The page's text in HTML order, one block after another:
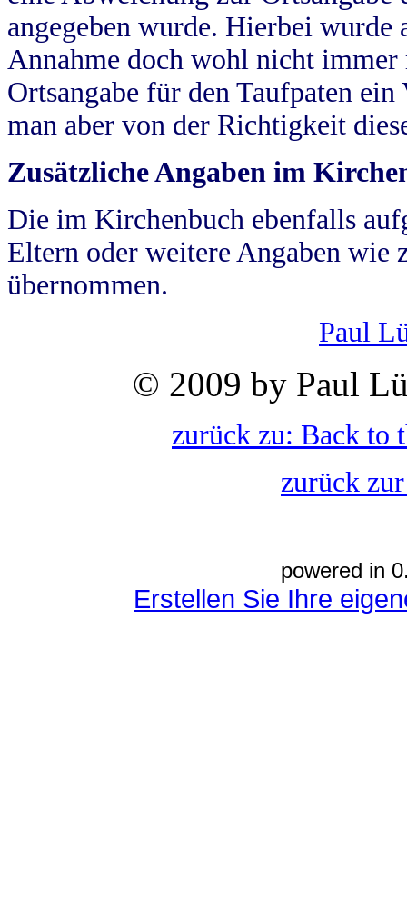
angegeben wurde. Hierbei wurde
Annahme doch wohl nicht
Ortsangabe für den Taufpaten
man aber von der Richtigkeit
Zusätzliche Angaben im
Die im Kirchenbuch ebenfalls
Eltern oder weitere Angaben wie
übernommen.
Paul
© 2009 by Paul
zurück zu: Back to
zurück
powered in
Erstellen Sie Ihre